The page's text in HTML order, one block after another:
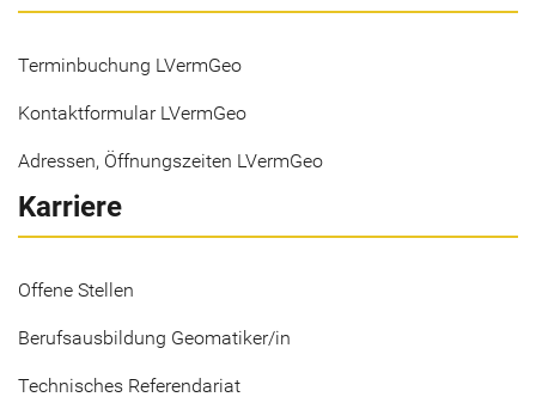
Terminbuchung LVermGeo
Kontaktformular LVermGeo
Adressen, Öffnungszeiten LVermGeo
Karriere
Offene Stellen
Berufsausbildung Geomatiker/in
Technisches Referendariat